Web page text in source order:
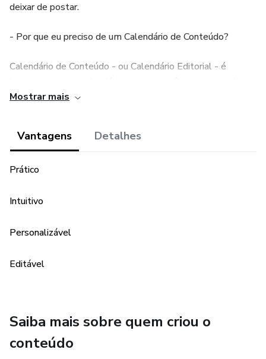
deixar de postar.
- Por que eu preciso de um Calendário de Conteúdo?
Calendário de Conteúdo - ou Calendário Editorial - é
os temas mais importantes do seu segmento, como datas
desenvolvemos o calendário para você, permitindo uma
bloqueio criativo!
- Pra quem é este Produto:
.Todas as pessoas e/ou empresas interessadas em criar
.Pessoas e profissionais que desejam insights para
melhorar o seu engajamento no Instagram;
Mostrar mais
Vantagens Detalhes
Prático
Intuitivo
Personalizável
Editável
Saiba mais sobre quem criou o
conteúdo